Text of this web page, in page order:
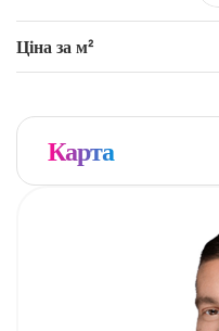
Ціна за м²
Карта